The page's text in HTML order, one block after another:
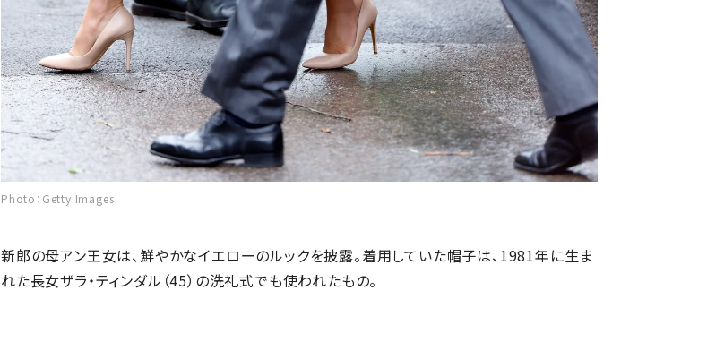
Photo：Getty Images
新郎の母アン王女は、鮮やかなイエローのルックを披露。着用していた帽子は、1981年に生ま
れた長女ザラ・ティンダル（45）の洗礼式でも使われたもの。